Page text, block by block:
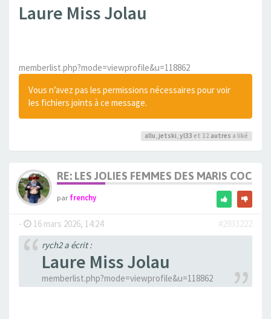
Laure Miss Jolau
memberlist.php?mode=viewprofile&u=118862
Vous n’avez pas les permissions nécessaires pour voir
les fichiers joints à ce message.
allu, jetski,yl33 et 12 autres a liké
RE: LES JOLIES FEMMES DES MARIS COCUS
parfrenchy
- 16 mars 2026, 14:24
#2933222
rych2 a écrit :
Laure Miss Jolau
memberlist.php?mode=viewprofile&u=118862